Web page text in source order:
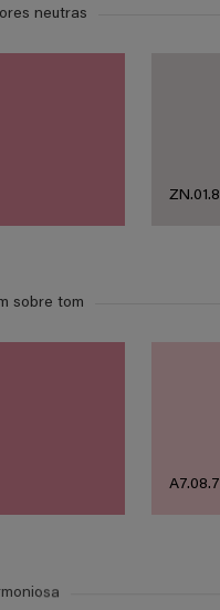
neutras
sobre tom